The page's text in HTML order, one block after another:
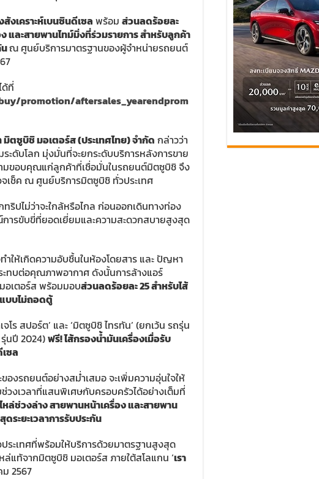
งเคราะห์เบนซินดีเซล พร้อม ส่วนลดร้อยละ
และสายพานไทม์มิ่งที่ร่วมรายการสำหรับลูกค้า
ณ ศูนย์บริการมาตรฐานของผู้จำหน่ายรถยนต์
ด้ที่
promotion/aftersales_yearendprom
ตซูบิชิ มอเตอร์ส (ประเทศไทย) จำกัด กล่าวว่า
ะดับโลก มุ่งมั่นที่จะยกระดับบริการหลังการขาย
มขอบคุณแก่ลูกค้าที่เชื่อมั่นในรถยนต์มิตซูบิชิ จึง
เช็ค ณ ศูนย์บริการมิตซูบิชิ ทั่วประเทศ
ริปไม่ว่าจะใกล้หรือไกล ก่อนออกเดินทางท่อง
ารขับขี่ที่ยอดเยี่ยมและความสะดวกสบายสูงสุด
ให้เกิดความอับชื้นในห้องโดยสาร และ ปัญหา
ะทบต่อคุณภาพอากาศ ดังนั้นการล้างแอร์
อเตอร์ส พร้อมมอบส่วนลดร้อยละ25สำหรับไส้
แบบไม่ถอดตู้
ร สปอร์ต’ และ ‘มิตซูบิชิ ไทรทัน’ (ยกเว้น รถรุ่น
นปี 2024)ฟรี! ไส้กรองน้ำมันเครื่องเมื่อรับ
ซล
งรถยนต์อย่างสม่ำเสมอ จะเพิ่มความอุ่นใจให้
งเวลาที่แสนพิเศษกับครอบครัวได้อย่างเต็มที่
หล่ช่วงล่าง สายพานหน้าเครื่อง และสายพาน
ะยะเวลาการรับประกัน
ระเทศที่พร้อมให้บริการด้วยมาตรฐานสูงสุด
แท้จากมิตซูบิชิ มอเตอร์ส ภายใต้สโลแกน ‘เรา
2567